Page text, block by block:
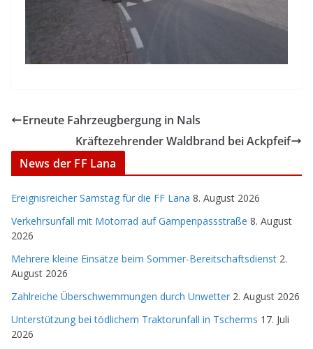
Erneute Fahrzeugbergung in Nals
Kräftezehrender Waldbrand bei Ackpfeif
News der FF Lana
Ereignisreicher Samstag für die FF Lana 8. August 2026
Verkehrsunfall mit Motorrad auf Gampenpassstraße 8. August
2026
Mehrere kleine Einsätze beim Sommer-Bereitschaftsdienst 2.
August 2026
Zahlreiche Überschwemmungen durch Unwetter 2. August 2026
Unterstützung bei tödlichem Traktorunfall in Tscherms 17. Juli
2026